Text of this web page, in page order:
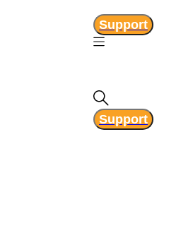
Support
Support